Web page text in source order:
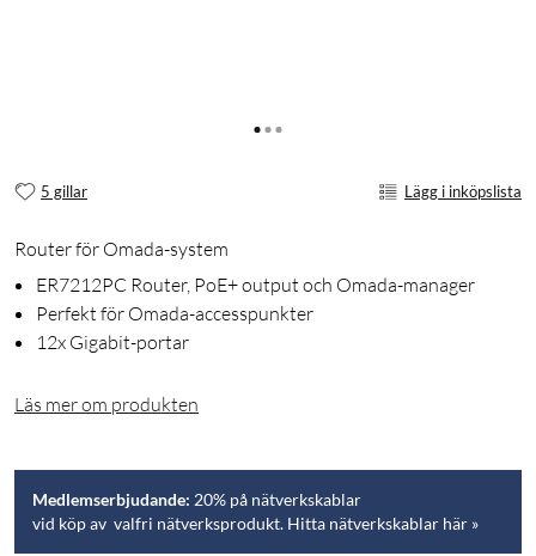
5 gillar Lägg i inköpslista
Router för Omada-system
ER7212PC Router, PoE+ output och Omada-manager
Perfekt för Omada-accesspunkter
12x Gigabit-portar
Läs mer om produkten
Medlemserbjudande: 20% på nätverkskablar
vid köp av valfri nätverksprodukt. Hitta nätverkskablar här »